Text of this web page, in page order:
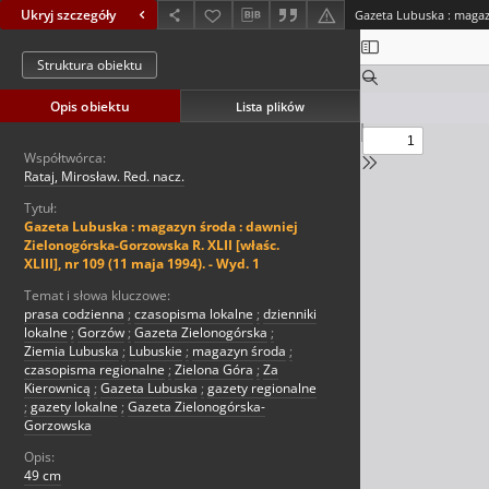
Ukryj szczegóły
Struktura obiektu
Opis obiektu Lista plików
Współtwórca:
Rataj, Mirosław. Red. nacz.
Tytuł:
Gazeta Lubuska : magazyn środa : dawniej
Zielonogórska-Gorzowska R. XLII [właśc.
XLIII], nr 109 (11 maja 1994). - Wyd. 1
Temat i słowa kluczowe:
prasa codzienna ; czasopisma lokalne ; dzienniki
lokalne ; Gorzów ; Gazeta Zielonogórska ;
Ziemia Lubuska ; Lubuskie ; magazyn środa ;
czasopisma regionalne ; Zielona Góra ; Za
Kierownicą ; Gazeta Lubuska ; gazety regionalne
; gazety lokalne ; Gazeta Zielonogórska-
Gorzowska
Opis:
49 cm